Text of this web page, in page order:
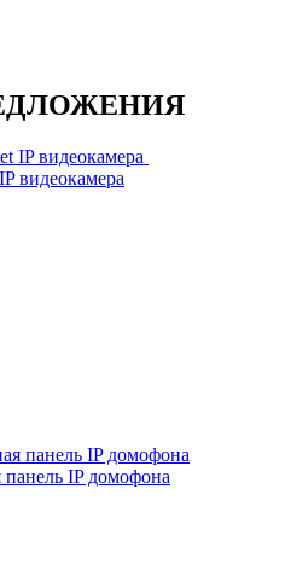
видеокамера
IP домофона